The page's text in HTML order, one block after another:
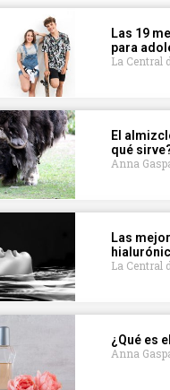
Las 19
para
La Central
El
qué
Anna
Las
La Central
¿Qué es
Anna